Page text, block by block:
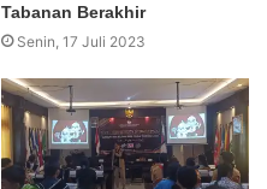
Tabanan Berakhir
Senin, 17 Juli 2023